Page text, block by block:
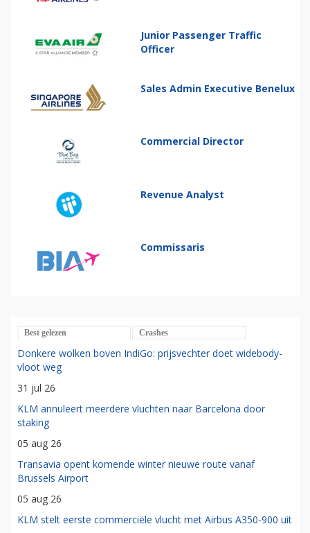
Junior Passenger Traffic
Officer
Sales Admin Executive Benelux
Commercial Director
Revenue Analyst
Commissaris
Best gelezen Crashes
Donkere wolken boven IndiGo: prijsvechter doet widebody-
vloot weg
31 jul 26
KLM annuleert meerdere vluchten naar Barcelona door
staking
05 aug 26
Transavia opent komende winter nieuwe route vanaf
Brussels Airport
05 aug 26
KLM stelt eerste commerciële vlucht met Airbus A350-900 uit